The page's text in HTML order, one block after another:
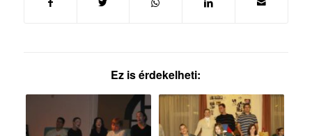
Ez is érdekelheti: